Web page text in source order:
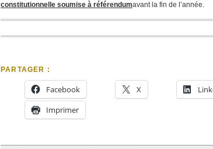
constitutionnelle soumise à référendumavant la fin de l’année.
PARTAGER :
Facebook X
Imprimer